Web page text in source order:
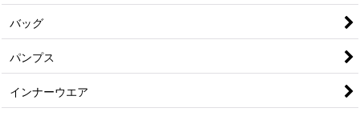
バッグ
パンプス
インナーウエア